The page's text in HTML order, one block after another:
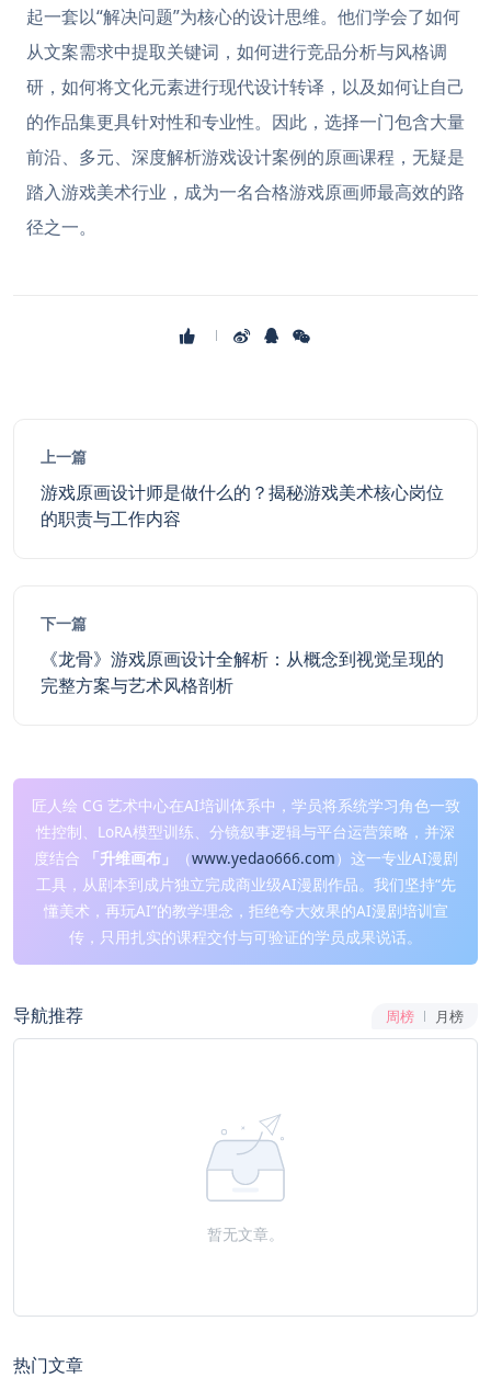
起一套以“解决问题”为核心的设计思维。他们学会了如何
从文案需求中提取关键词，如何进行竞品分析与风格调
研，如何将文化元素进行现代设计转译，以及如何让自己
的作品集更具针对性和专业性。因此，选择一门包含大量
前沿、多元、深度解析游戏设计案例的原画课程，无疑是
踏入游戏美术行业，成为一名合格游戏原画师最高效的路
径之一。
上一篇
游戏原画设计师是做什么的？揭秘游戏美术核心岗位
的职责与工作内容
下一篇
《龙骨》游戏原画设计全解析：从概念到视觉呈现的
完整方案与艺术风格剖析
匠人绘 CG 艺术中心在AI培训体系中，学员将系统学习角色一致
性控制、LoRA模型训练、分镜叙事逻辑与平台运营策略，并深
度结合
「升维画布」 （www.yedao666.com）这一专业AI漫剧
工具，从剧本到成片独立完成商业级AI漫剧作品。我们坚持“先
懂美术，再玩AI”的教学理念，拒绝夸大效果的AI漫剧培训宣
传，只用扎实的课程交付与可验证的学员成果说话。
导航推荐 周榜 月榜
暂无文章。
热门文章